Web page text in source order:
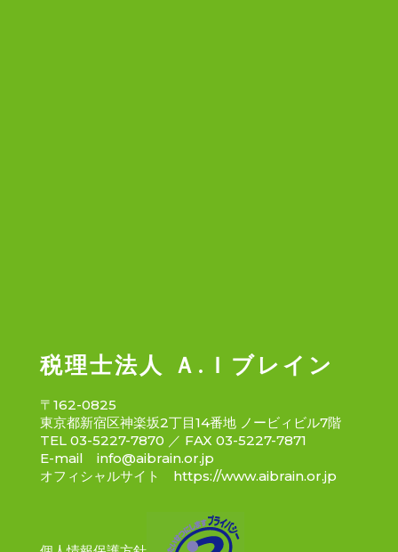
税理士法人 Ａ.Ｉブレイン
〒162-0825
東京都新宿区神楽坂2丁目14番地 ノービィビル7階
TEL 03-5227-7870 ／ FAX 03-5227-7871
E-mail info@aibrain.or.jp
オフィシャルサイト https://www.aibrain.or.jp